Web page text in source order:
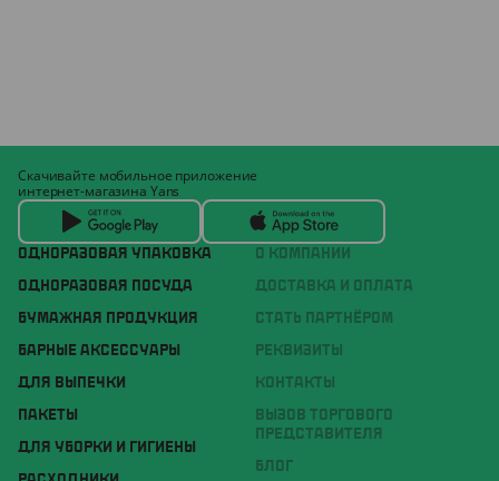
ОДНОРАЗОВАЯ УПАКОВКА
ОДНОРАЗОВАЯ ПОСУДА
БУМАЖНАЯ ПРОДУКЦИЯ
БАРНЫЕ АКСЕССУАРЫ
ДЛЯ ВЫПЕЧКИ
ПАКЕТЫ
ДЛЯ УБОРКИ И ГИГИЕНЫ
О КОМПАНИИ
ДОСТАВКА И ОПЛАТА
СТАТЬ ПАРТНЁРОМ
РЕКВИЗИТЫ
КОНТАКТЫ
ВЫЗОВ ТОРГОВОГО
ПРЕДСТАВИТЕЛЯ
БЛОГ
Скачивайте мобильное приложение
интернет-магазина Yans